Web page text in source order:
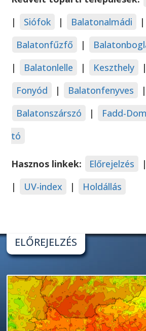
|
Siófok | Balatonalmádi |
Balatonfűzfő
|
|
Balatonlelle | Keszthely |
Fonyód
| Balatonfenyves
|
Balatonszárszó
| Fadd-
tó
Hasznos linkek: Előrejelzés |
|
UV-index | Holdállás
ELŐREJELZÉS